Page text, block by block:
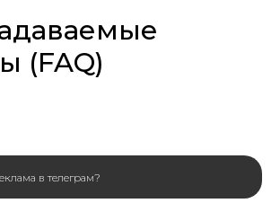
(FAQ)
в телеграм?